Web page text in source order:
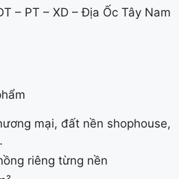
– PT – XD – Địa Ốc Tây Nam
mại, đất nền shophouse,
riêng từng nền